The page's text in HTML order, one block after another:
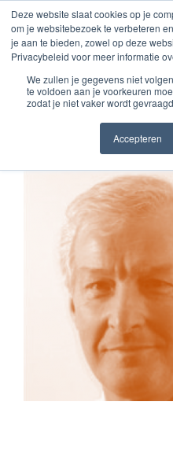
Deze website slaat cookies op je
om je websitebezoek te verbeteren
je aan te bieden, zowel op deze
Privacybeleid voor meer informatie
We zullen je gegevens niet
te voldoen aan je voorkeuren
zodat je niet vaker wordt
Accepteren
Zum
Inhalt
springen
ben